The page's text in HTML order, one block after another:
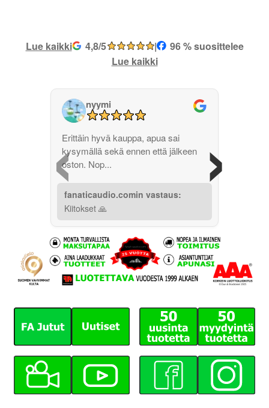
Lue kaikki 4,8/5 |
96 % suosittelee
Lue kaikki
‹
nyymi
Erittäin hyvä kauppa, apua sai
kysymällä sekä ennen että jälkeen
oston. Nop...
fanaticaudio.comin vastaus:
Kiitokset 🙏
›